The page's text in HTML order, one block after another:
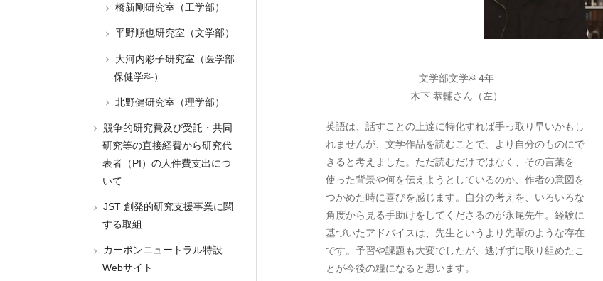
文学部文学科4年
木下 恭輔さん（左）
英語は、話すことの上達に特化すれば手っ取り早いかもし
れませんが、文学作品を読むことで、より自分のものにで
きると考えました。ただ読むだけではなく、その言葉を
使った背景や何を伝えようとしているのか、作者の意図を
つかめた時に喜びを感じます。自分の考えを、いろいろな
角度から見る手助けをしてくださるのが永尾先生。経験に
基づいたアドバイスは、先生というより先輩のような存在
です。予習や課題も大変でしたが、逃げずに取り組めたこ
とが今後の糧になると思います。
橋新剛研究室（工学部）
平野順也研究室（文学部）
大河内彩子研究室（医学部
保健学科）
北野健研究室（理学部）
競争的研究費及び受託・共同
研究等の直接経費から研究代
表者（PI）の人件費支出につ
いて
JST 創発的研究支援事業に関
する取組
カーボンニュートラル特設
Webサイト